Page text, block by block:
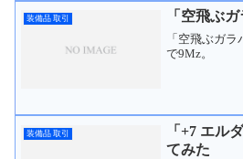
[アックストルネード]で
与えるダメージ + 20%
[達人の斧]の
精錬値が9以上の時、追
両手斧
250
らい「+7 審
るのか...
装備品 取引 「空飛ぶ
「空飛ぶガ
で9Mz。
装備品 取引
「+7 エル
てみた